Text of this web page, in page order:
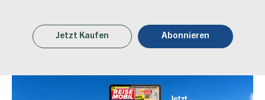
Jetzt Kaufen Abonnieren